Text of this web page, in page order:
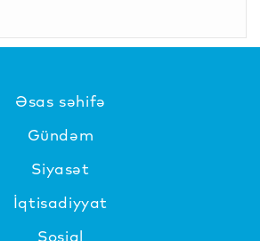
Əsas səhifə
Gündəm
Siyasət
İqtisadiyyat
Sosial